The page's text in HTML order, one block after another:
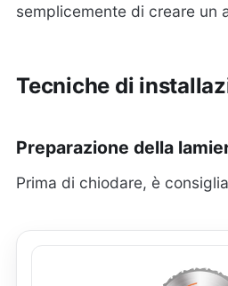
semplicemente di creare un
Tecniche di
Preparazione della
Prima di chiodare, è